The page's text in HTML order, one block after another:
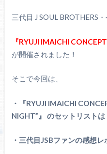
三代目 J SOUL BROTHERS
『RYUJI IMAICHI
が開催されました！
そこで今回は、
・『RYUJI IMAICHI
NIGHT”』 のセットリストは
・三代目JSBファンの感想